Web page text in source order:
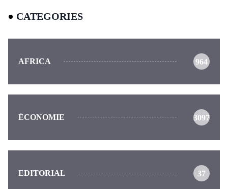
CATEGORIES
AFRICA 964
ÉCONOMIE 3097
EDITORIAL 37